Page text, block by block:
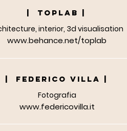
| TOPLAB |
interior, 3d visualisation
www.behance.net/toplab
| FEDERICO VILLA |
Fotografia
www.federicovilla.it